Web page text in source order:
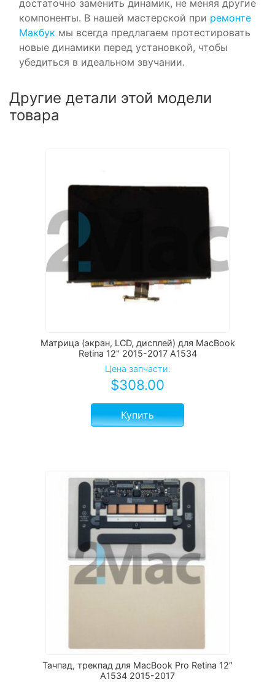
достаточно заменить динамик, не меняя другие
компоненты. В нашей мастерской при ремонте
Макбук мы всегда предлагаем протестировать
новые динамики перед установкой, чтобы
убедиться в идеальном звучании.
Другие детали этой модели
товара
Матрица (экран, LCD, дисплей) для MacBook
Retina 12" 2015-2017 A1534
Цена запчасти:
$308.00
Купить
Тачпад, трекпад для MacBook Pro Retina 12″
A1534 2015-2017